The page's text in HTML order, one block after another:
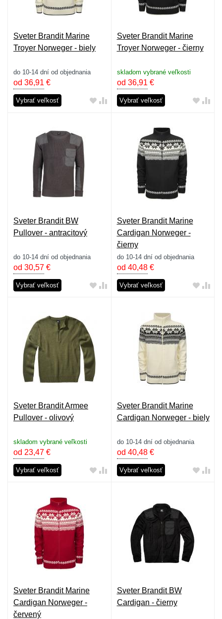
Sveter Brandit Marine
Troyer Norweger - biely
do 10-14 dní od objednania
od 36,91 €
Vybrať veľkosť
Sveter Brandit Marine
Troyer Norweger - čierny
skladom vybrané veľkosti
od 36,91 €
Vybrať veľkosť
Sveter Brandit BW
Pullover - antracitový
do 10-14 dní od objednania
od 30,57 €
Vybrať veľkosť
Sveter Brandit Marine
Cardigan Norweger -
čierny
do 10-14 dní od objednania
od 40,48€
Vybrať veľkosť
Sveter Brandit Armee
Pullover - olivový
skladom vybrané veľkosti
od 23,47 €
Vybrať veľkosť
Sveter Brandit Marine
Cardigan Norweger - biely
do 10-14 dní od objednania
od 40,48€
Vybrať veľkosť
Sveter Brandit Marine
Cardigan Norweger -
červený
Sveter Brandit BW
Cardigan - čierny